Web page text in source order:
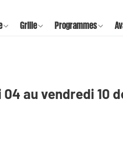
Grille Programmes
au vendredi 10